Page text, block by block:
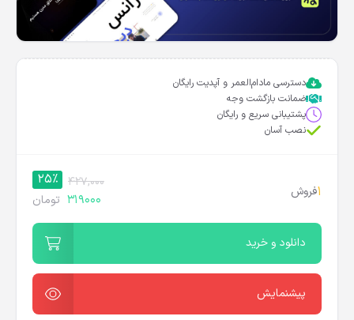
دسترسی مادام‌العمر و آپدیت رایگان
ضمانت بازگشت وجه
پشتیبانی سریع و رایگان
نصب آسان
1فروش
427,000
25%
319000 تومان
دانلود و خرید
پیشنمایش